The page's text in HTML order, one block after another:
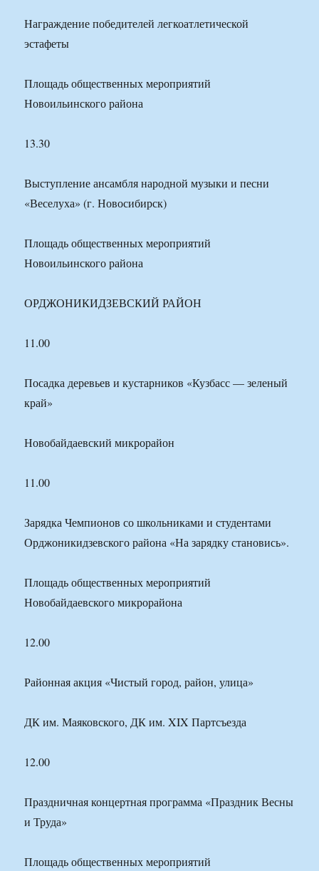
Награждение победителей легкоатлетической
эстафеты
Площадь общественных мероприятий
Новоильинского района
13.30
Выступление ансамбля народной музыки и песни
«Веселуха» (г. Новосибирск)
Площадь общественных мероприятий
Новоильинского района
ОРДЖОНИКИДЗЕВСКИЙ РАЙОН
11.00
Посадка деревьев и кустарников «Кузбасс — зеленый
край»
Новобайдаевский микрорайон
11.00
Зарядка Чемпионов со школьниками и студентами
Орджоникидзевского района «На зарядку становись».
Площадь общественных мероприятий
Новобайдаевского микрорайона
12.00
Районная акция «Чистый город, район, улица»
ДК им. Маяковского, ДК им. XIX Партсъезда
12.00
Праздничная концертная программа «Праздник Весны
и Труда»
Площадь общественных мероприятий